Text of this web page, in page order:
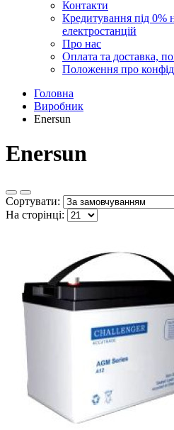
Контакти
Кредитування під 0%
електростанцій
Про нас
Оплата та доставка,
Положення про
Головна
Виробник
Enersun
Enersun
Сортувати:
На сторінці: